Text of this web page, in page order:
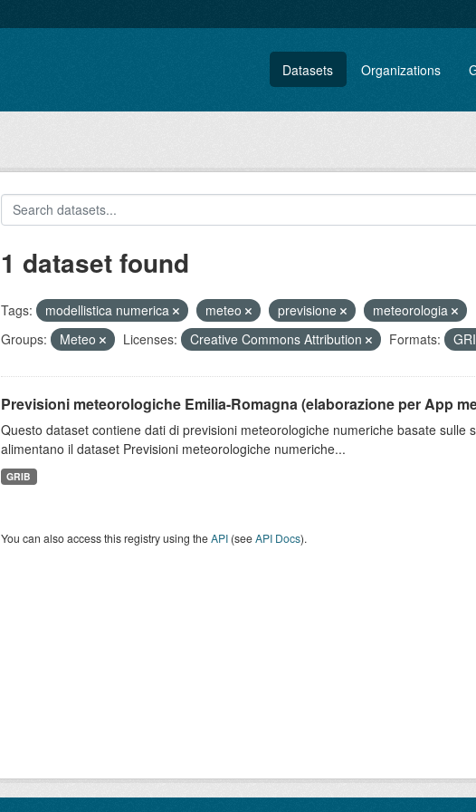
Datasets Organizations
1 dataset found
Tags: modellistica numerica meteo previsione
meteorologia
Groups:
Meteo Licenses: Creative Commons Attribution Formats:
Previsioni meteorologiche Emilia-Romagna (elaborazione per App
Questo dataset contiene dati di previsioni meteorologiche numeriche basate sulle
alimentano il dataset Previsioni meteorologiche numeriche...
GRIB
You can also access this registry using theAPI(seeAPI Docs).